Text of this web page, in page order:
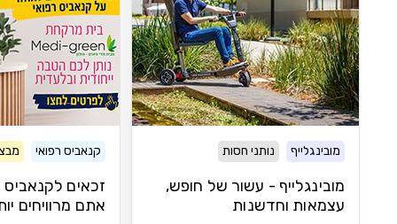
מובינגלייף נותני חסות
מובינגלייף - עשור של חופש,
עצמאות וחדשנות
קנאביס רפואי
זכאים לקנאביס
אתם מרוויחים